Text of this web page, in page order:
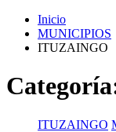
Inicio
MUNICIPIOS
ITUZAINGO
ITUZAINGO